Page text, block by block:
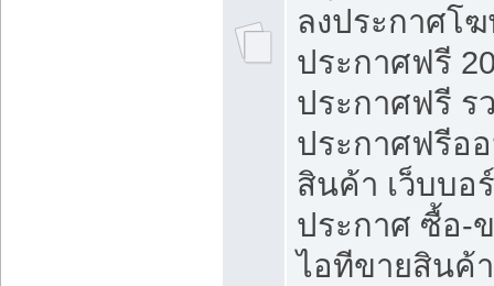
ลงประกาศโ
ประกาศฟรี
ประกาศฟรี ร
ประกาศฟรีอ
สินค้า เว็บบอ
ประกาศ ซื้อ-
ไอทีขายสินค้